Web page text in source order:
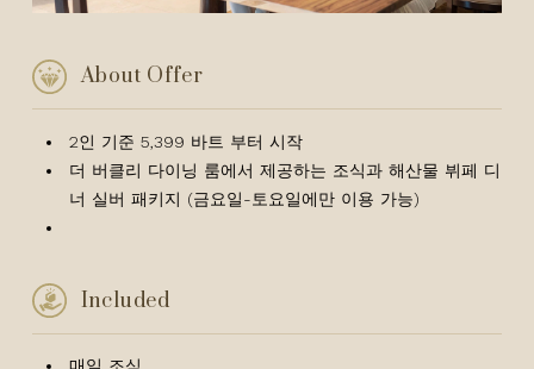
About Offer
2인 기준 5,399 바트 부터 시작
더 버클리 다이닝 룸에서 제공하는 조식과 해산물 뷔페 디
너 실버 패키지 (금요일-토요일에만 이용 가능)
Included